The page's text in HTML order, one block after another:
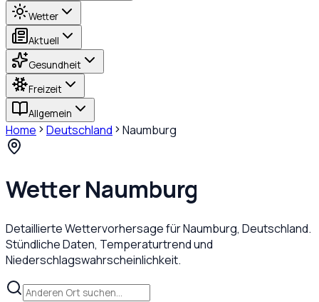
Wetter
Aktuell
Gesundheit
Freizeit
Allgemein
Home Deutschland Naumburg
WetterNaumburg
Detaillierte Wettervorhersage fürNaumburg, Deutschland.
Stündliche Daten, Temperaturtrend und
Niederschlagswahrscheinlichkeit.